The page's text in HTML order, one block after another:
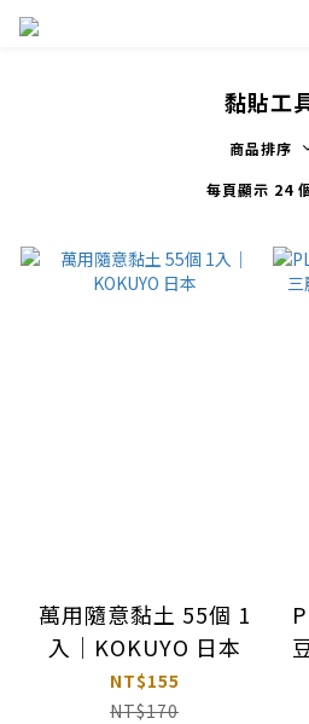
黏貼工
商品排序
每頁顯示 24
萬用隨意黏土 55個 1
入｜KOKUYO 日本
NT$155
NT$170